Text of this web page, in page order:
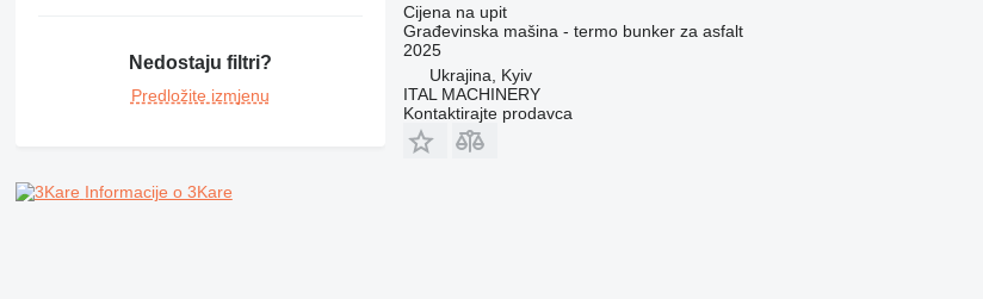
Nedostaju filtri?
Predložite izmjenu
Informacije o 3Kare
Cijena na upit
Građevinska mašina - termo bunker za asfalt
2025
Ukrajina, Kyiv
ITAL MACHINERY
Kontaktirajte prodavca